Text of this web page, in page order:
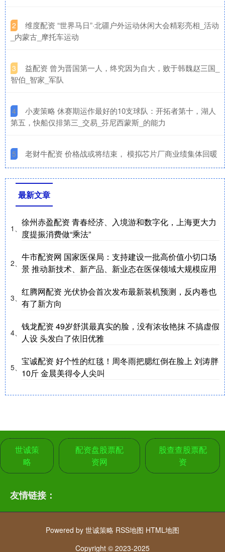
2
​维度配资 “世界马日”·北疆户外运动休闲大会精彩亮相_活动
_内蒙古_摩托车运动
3
​益配资 曾为晋国第一人，终究因为自大，败于韩魏赵三国_
智伯_智家_军队
4
​小麦策略 休赛期运作最好的10支球队：开拓者第十，湖人
第五，快船仅排第三_交易_芬尼西蒙斯_的能力
5 ​老财牛配资 价格战或将结束， 模拟芯片厂商业绩集体回暖
最新文章
1、
徐州赤盈配资 青春经济、入境游和数字化，上海更大力
度提振消费做“乘法”
2、
牛市配资网 国家医保局：支持建设一批高价值小切口场
景 推动新技术、新产品、新业态在医保领域大规模应用
3、
红腾网配资 光伏协会首次发布最新装机预测，反内卷也
有了新方向
4、
钱龙配资 49岁舒淇最真实的脸，没有浓妆艳抹 不搞虚假
人设 头发白了依旧优雅
5、
宝诚配资 好个性的红毯！周冬雨把腮红倒在脸上 刘涛胖
10斤 金晨美得令人尖叫
世诚策
略
配资盘股票配
资网
股查查股票配
资
友情链接：
Powered by 世诚策略 RSS地图 HTML地图
Copyright © 2023-2025